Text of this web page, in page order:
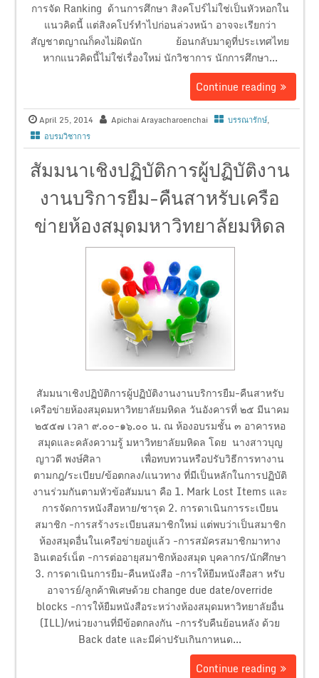
การจัด Ranking ด้านการศึกษา สิงคโปร์ไม่ใช่เป็นหัวหอกใน
แนวคิดนี้ แต่สิงคโปร์ทำไปก่อนล่วงหน้า อาจจะเรียกว่า
สัญชาตญาณก็คงไม่ผิดนัก ย้อนกลับมาดูที่ประเทศไทย
หากแนวคิดนี้ไม่ใช่เรื่องใหม่ นักวิชาการ นักการศึกษา...
Continue reading
April 25, 2014 Apichai Arayacharoenchai บรรณารักษ์,
อบรมวิชาการ
สัมมนาเชิงปฏิบัติการผู้ปฏิบัติงาน
งานบริการยืม-คืนสาหรับเครือ
ข่ายห้องสมุดมหาวิทยาลัยมหิดล
สัมมนาเชิงปฏิบัติการผู้ปฏิบัติงานงานบริการยืม-คืนสาหรับ
เครือข่ายห้องสมุดมหาวิทยาลัยมหิดล วันอังคารที่ ๒๕ มีนาคม
๒๕๕๗ เวลา ๙.๐๐-๑๖.๐๐ น. ณ ห้องอบรมชั้น ๓ อาคารหอ
สมุดและคลังความรู้ มหาวิทยาลัยมหิดล โดย นางสาวบุญ
ญาวดี พงษ์ศิลา เพื่อทบทวนหรือปรับวิธีการทางาน
ตามกฎ/ระเบียบ/ข้อตกลง/แนวทาง ที่มีเป็นหลักในการปฏิบัติ
งานร่วมกันตามหัวข้อสัมมนา คือ 1. Mark Lost Items และ
การจัดการหนังสือหาย/ชารุด 2. การดาเนินการระเบียน
สมาชิก -การสร้างระเบียนสมาชิกใหม่ แต่พบว่าเป็นสมาชิก
ห้องสมุดอื่นในเครือข่ายอยู่แล้ว -การสมัครสมาชิกมาทาง
อินเตอร์เน็ต -การต่ออายุสมาชิกห้องสมุด บุคลากร/นักศึกษา
3. การดาเนินการยืม-คืนหนังสือ -การให้ยืมหนังสือสา หรับ
อาจารย์/ลูกค้าพิเศษด้วย change due date/override
blocks -การให้ยืมหนังสือระหว่างห้องสมุดมหาวิทยาลัยอื่น
(ILL)/หน่วยงานที่มีข้อตกลงกัน -การรับคืนย้อนหลัง ด้วย
Back date และมีค่าปรับเกินกาหนด...
Continue reading